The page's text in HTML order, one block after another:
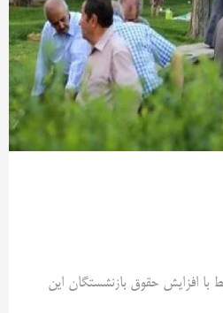
با افزایش حقوق بازنشستگان این